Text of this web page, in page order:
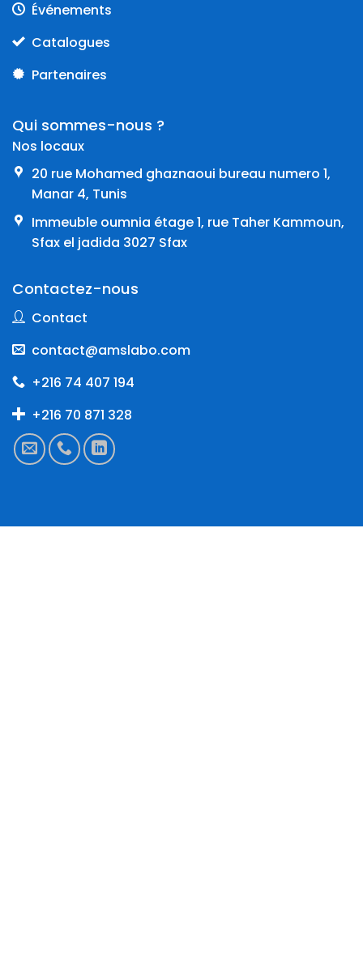
Événements
Catalogues
Partenaires
Qui sommes-nous ?
Nos locaux
20 rue Mohamed ghaznaoui bureau numero 1,
Manar 4, Tunis
Immeuble oumnia étage 1, rue Taher Kammoun,
Sfax el jadida 3027 Sfax
Contactez-nous
Contact
contact@amslabo.com
+216 74 407 194
+216 70 871 328